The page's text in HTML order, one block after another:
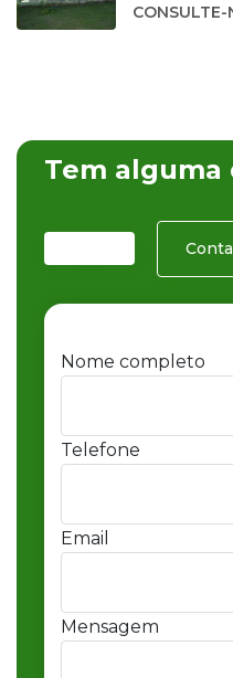
CONSULTE-
Tem alguma
Nome completo
Telefone
Email
Mensagem